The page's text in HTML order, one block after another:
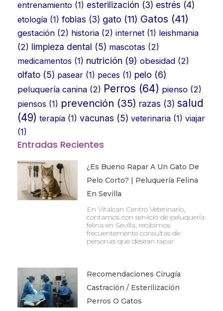
entrenamiento (1) esterilización (3) estrés (4)
etología (1) fobias (3) gato (11) Gatos (41)
gestación (2) historia (2) internet (1) leishmania
(2) limpieza dental (5) mascotas (2)
medicamentos (1) nutrición (9) obesidad (2)
olfato (5) pasear (1) peces (1) pelo (6)
peluquería canina (2) Perros (64) pienso (2)
piensos (1) prevención (35) razas (3) salud
(49) terapia (1) vacunas (5) veterinaria (1) viajar
(1)
Entradas Recientes
¿Es Bueno Rapar A Un Gato De
Pelo Corto? | Peluquería Felina
En Sevilla
En Vitalcan Centro Veterinario,
contamos con servicio de peluquería
felina en Sevilla, recibimos
frecuentemente consultas de
personas que desean rapar
Recomendaciones Cirugía
Castración / Esterilización
Perros O Gatos